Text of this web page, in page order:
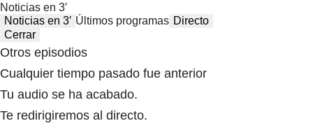
Noticias en 3′
Noticias en 3′ Últimos programas Directo
Cerrar
Otros episodios
Cualquier tiempo pasado fue anterior
Tu audio se ha acabado.
Te redirigiremos al directo.